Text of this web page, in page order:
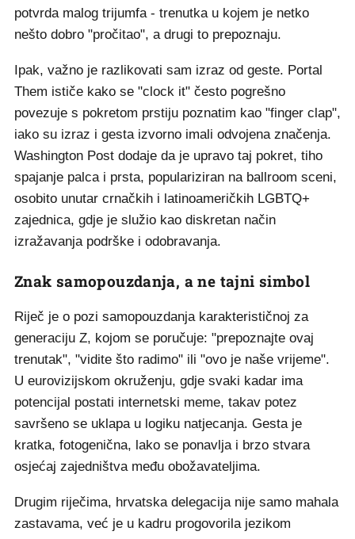
potvrda malog trijumfa - trenutka u kojem je netko
nešto dobro "pročitao", a drugi to prepoznaju.
Ipak, važno je razlikovati sam izraz od geste. Portal
Them ističe kako se "clock it" često pogrešno
povezuje s pokretom prstiju poznatim kao "finger clap",
iako su izraz i gesta izvorno imali odvojena značenja.
Washington Post dodaje da je upravo taj pokret, tiho
spajanje palca i prsta, populariziran na ballroom sceni,
osobito unutar crnačkih i latinoameričkih LGBTQ+
zajednica, gdje je služio kao diskretan način
izražavanja podrške i odobravanja.
Znak samopouzdanja, a ne tajni simbol
Riječ je o pozi samopouzdanja karakterističnoj za
generaciju Z, kojom se poručuje: "prepoznajte ovaj
trenutak", "vidite što radimo" ili "ovo je naše vrijeme".
U eurovizijskom okruženju, gdje svaki kadar ima
potencijal postati internetski meme, takav potez
savršeno se uklapa u logiku natjecanja. Gesta je
kratka, fotogenična, lako se ponavlja i brzo stvara
osjećaj zajedništva među obožavateljima.
Drugim riječima, hrvatska delegacija nije samo mahala
zastavama, već je u kadru progovorila jezikom